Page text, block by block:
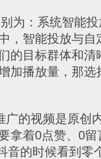
：系统智能投
，智能投放与自
的目标群体和清
加播放量，那选
的视频是原创
拿着0点赞、0
音的时候看到零